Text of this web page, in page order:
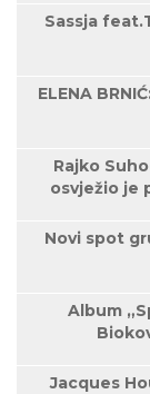
Sassja
ELENA
Rajko
osvježio je
Novi spot
Album
Jacques